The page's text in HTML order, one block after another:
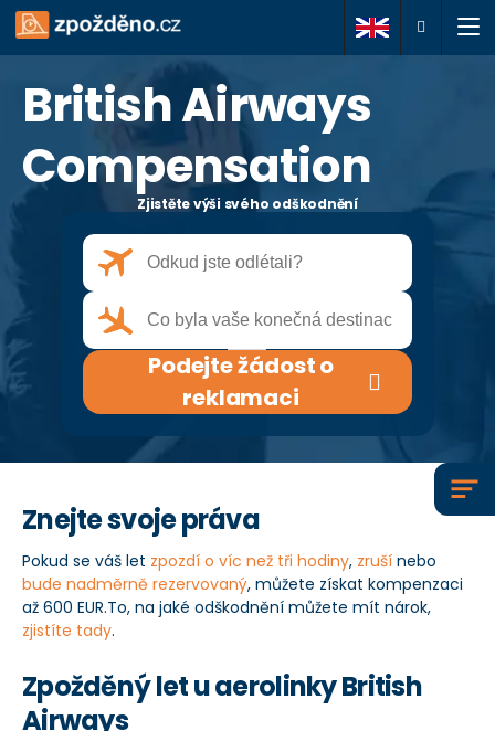
Podejte žádost o
reklamaci
O nás
Vaše práva
Často kladené dotazy
Články
Kontakty
+420 234 261 911
info@zpozdeno.cz
British Airways
Compensation
Zjistěte výši svého odškodnění
Podejte žádost o
reklamaci
Znejte svoje práva
Pokud se váš let zpozdí o víc než tři hodiny, zruší nebo
bude nadměrně rezervovaný, můžete získat kompenzaci
až 600 EUR.To, na jaké odškodnění můžete mít nárok,
zjistíte tady.
Zpožděný let u aerolinky British
Airways